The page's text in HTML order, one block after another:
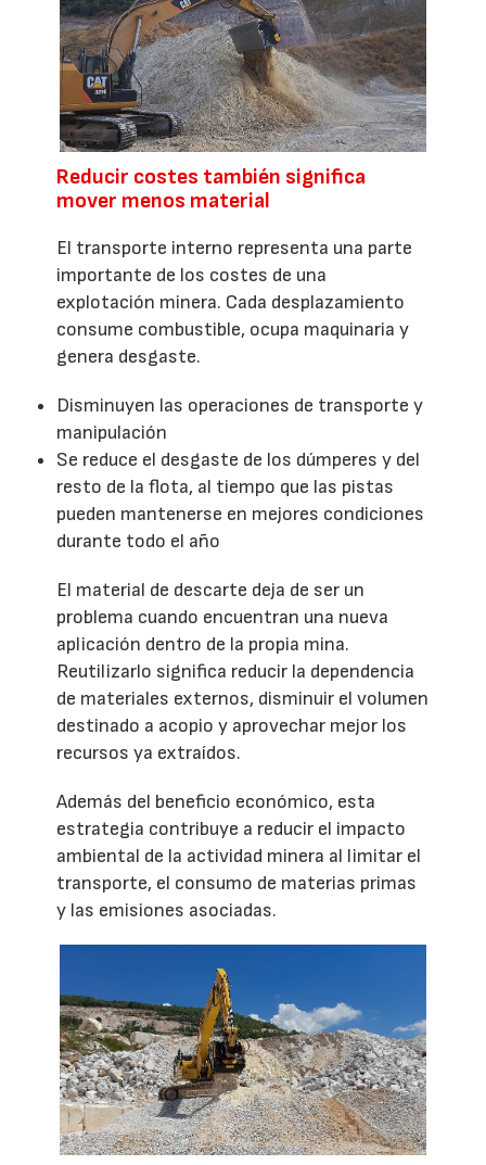
Reducir costes también significa
mover menos material
El transporte interno representa una parte
importante de los costes de una
explotación minera. Cada desplazamiento
consume combustible, ocupa maquinaria y
genera desgaste.
Disminuyen las operaciones de transporte y
manipulación
Se reduce el desgaste de los dúmperes y del
resto de la flota, al tiempo que las pistas
pueden mantenerse en mejores condiciones
durante todo el año
El material de descarte deja de ser un
problema cuando encuentran una nueva
aplicación dentro de la propia mina.
Reutilizarlo significa reducir la dependencia
de materiales externos, disminuir el volumen
destinado a acopio y aprovechar mejor los
recursos ya extraídos.
Además del beneficio económico, esta
estrategia contribuye a reducir el impacto
ambiental de la actividad minera al limitar el
transporte, el consumo de materias primas
y las emisiones asociadas.